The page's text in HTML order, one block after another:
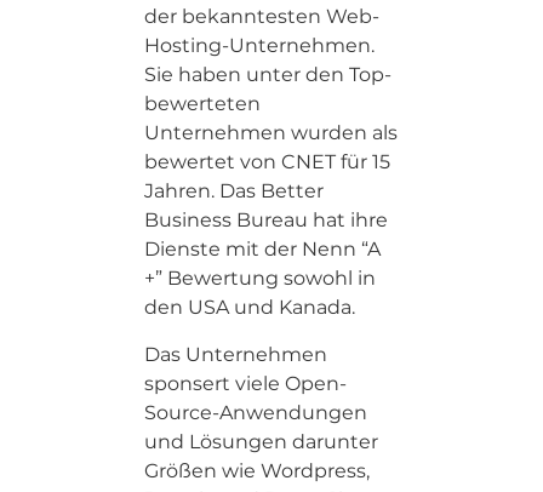
der bekanntesten Web-
Hosting-Unternehmen.
Sie haben unter den Top-
bewerteten
Unternehmen wurden als
bewertet von CNET für 15
Jahren. Das Better
Business Bureau hat ihre
Dienste mit der Nenn “A
+” Bewertung sowohl in
den USA und Kanada.
Das Unternehmen
sponsert viele Open-
Source-Anwendungen
und Lösungen darunter
Größen wie Wordpress,